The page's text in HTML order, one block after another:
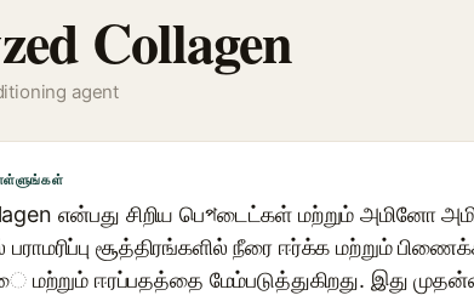
Collagen
agent
என்பது சிறிய பெপடைட்கள் மற்றும் அமினோ
சூத்திரங்களில் நீரை ஈர்க்க மற்றும்
மற்றும் ஈரப்பதத்தை மேம்படுத்துகிறது. இது